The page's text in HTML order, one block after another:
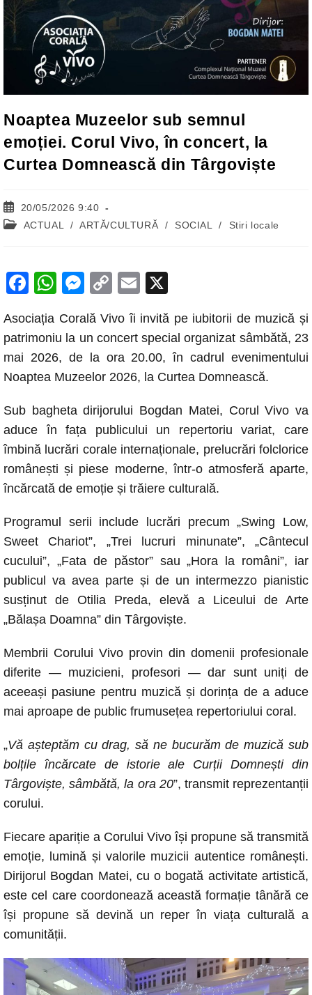
Noaptea Muzeelor sub semnul
emoției. Corul Vivo, în concert, la
Curtea Domnească din Târgoviște
Post
published:
20/05/2026 9:40
Post ACTUAL / ARTĂ/CULTURĂ / SOCIAL / Stiri locale
F
c
e
b
o
k
W
at
s
A
p
M
ss
e
n
er
C
p
y
Li
k
E
ail
Asociația Corală Vivo îi invită pe iubitorii de muzică și
patrimoniu la un concert special organizat sâmbătă, 23
mai 2026, de la ora 20.00, în cadrul evenimentului
Noaptea Muzeelor 2026, la Curtea Domnească.
Sub bagheta dirijorului Bogdan Matei, Corul Vivo va
aduce în fața publicului un repertoriu variat, care
îmbină lucrări corale internaționale, prelucrări folclorice
românești și piese moderne, într-o atmosferă aparte,
încărcată de emoție și trăiere culturală.
Programul serii include lucrări precum „Swing Low,
Sweet Chariot”, „Trei lucruri minunate”, „Cântecul
cucului”, „Fata de păstor” sau „Hora la români”, iar
publicul va avea parte și de un intermezzo pianistic
susținut de Otilia Preda, elevă a Liceului de Arte
„Bălașa Doamna” din Târgoviște.
Membrii Corului Vivo provin din domenii profesionale
diferite — muzicieni, profesori — dar sunt uniți de
aceeași pasiune pentru muzică și dorința de a aduce
mai aproape de public frumusețea repertoriului coral.
„Vă așteptăm cu drag, să ne bucurăm de muzică sub
bolțile încărcate de istorie ale Curții Domnești din
Târgoviște, sâmbătă, la ora 20”, transmit reprezentanții
corului.
Fiecare apariție a Corului Vivo își propune să transmită
emoție, lumină și valorile muzicii autentice românești.
Dirijorul Bogdan Matei, cu o bogată activitate artistică,
este cel care coordonează această formație tânără ce
își propune să devină un reper în viața culturală a
comunității.